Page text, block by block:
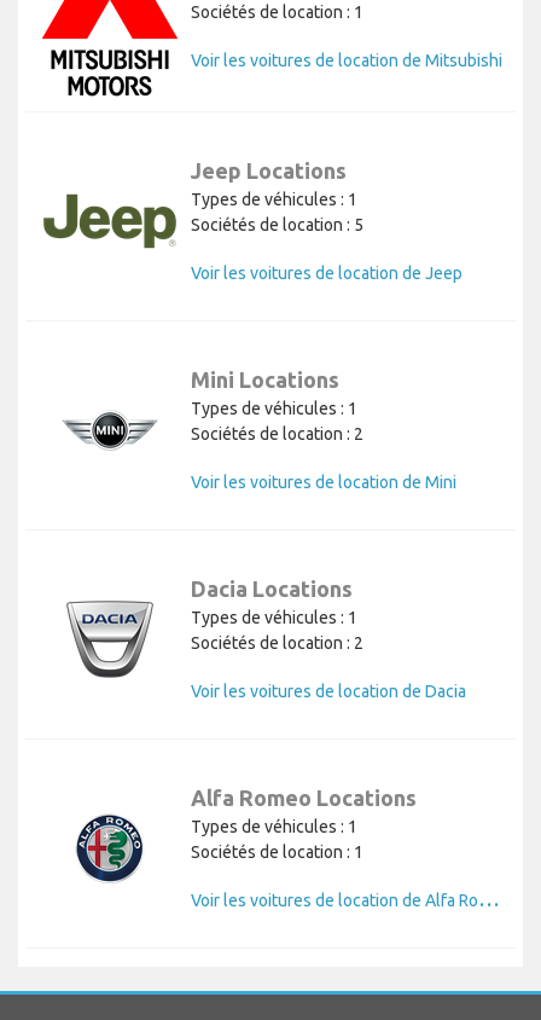
Sociétés de location : 1
Voir les voitures de location de Mitsubishi
Jeep Locations
Types de véhicules : 1
Sociétés de location : 5
Voir les voitures de location de Jeep
Mini Locations
Types de véhicules : 1
Sociétés de location : 2
Voir les voitures de location de Mini
Dacia Locations
Types de véhicules : 1
Sociétés de location : 2
Voir les voitures de location de Dacia
Alfa Romeo Locations
Types de véhicules : 1
Sociétés de location : 1
V
oir les voitures de location de Alfa Romeo